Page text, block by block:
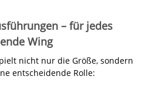
– für jedes
Wing
nicht nur die Größe, sondern
entscheidende Rolle: